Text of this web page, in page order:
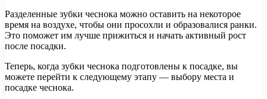
Разделенные зубки чеснока можно оставить на некоторое
время на воздухе, чтобы они просохли и образовалися ранки.
Это поможет им лучше прижиться и начать активный рост
после посадки.
Теперь, когда зубки чеснока подготовлены к посадке, вы
можете перейти к следующему этапу — выбору места и
посадке чеснока.